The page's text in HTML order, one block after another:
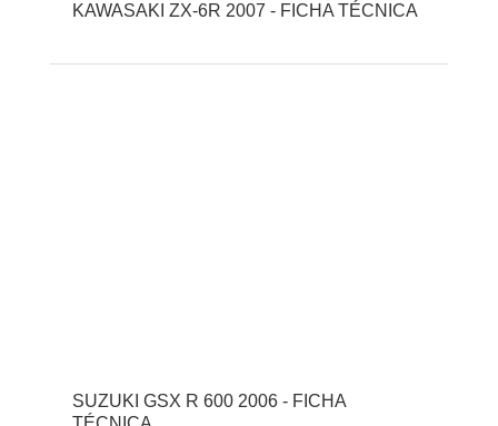
KAWASAKI ZX-6R 2007 - FICHA TÉCNICA
SUZUKI GSX R 600 2006 - FICHA